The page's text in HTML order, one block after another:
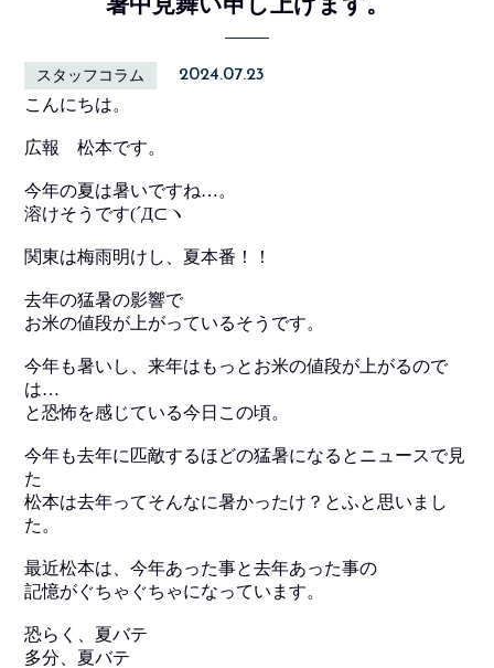
スタッフコラム 2024.07.23
こんにちは。
広報 松本です。
今年の夏は暑いですね…。
溶けそうです(´Д⊂ヽ
関東は梅雨明けし、夏本番！！
去年の猛暑の影響で
お米の値段が上がっているそうです。
今年も暑いし、来年はもっとお米の値段が上がるので
は…
と恐怖を感じている今日この頃。
今年も去年に匹敵するほどの猛暑になるとニュースで見
た
松本は去年ってそんなに暑かったけ？とふと思いまし
た。
最近松本は、今年あった事と去年あった事の
記憶がぐちゃぐちゃになっています。
恐らく、夏バテ
多分、夏バテ